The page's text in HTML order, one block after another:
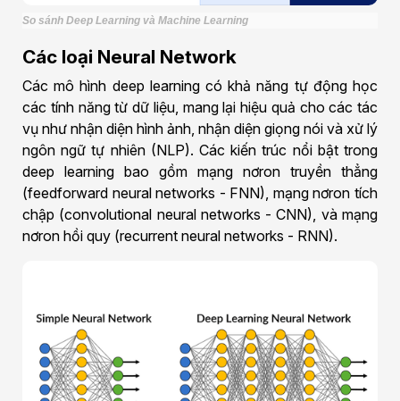
So sánh Deep Learning và Machine Learning
Các loại Neural Network
Các mô hình deep learning có khả năng tự động học
các tính năng từ dữ liệu, mang lại hiệu quả cho các tác
vụ như nhận diện hình ảnh, nhận diện giọng nói và xử lý
ngôn ngữ tự nhiên (NLP). Các kiến trúc nổi bật trong
deep learning bao gồm mạng nơron truyền thẳng
(feedforward neural networks - FNN), mạng nơron tích
chập (convolutional neural networks - CNN), và mạng
nơron hồi quy (recurrent neural networks - RNN).